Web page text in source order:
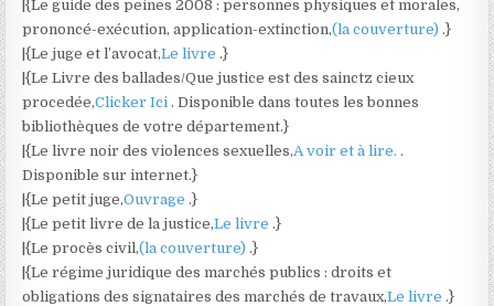
|{Le guide des peines 2008 : personnes physiques et morales,
prononcé-exécution, application-extinction,(la couverture).}
|{Le juge et l’avocat,Le livre.}
|{Le Livre des ballades/Que justice est des sainctz cieux
procedée,Clicker Ici. Disponible dans toutes les bonnes
bibliothèques de votre département.}
|{Le livre noir des violences sexuelles,A voir et à lire..
Disponible sur internet.}
|{Le petit juge,Ouvrage.}
|{Le petit livre de la justice,Le livre.}
|{Le procès civil,(la couverture).}
|{Le régime juridique des marchés publics : droits et
obligations des signataires des marchés de travaux,Le livre.}